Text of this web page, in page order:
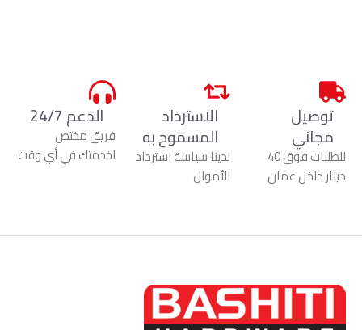
توصيل
مجاني
للطلبات فوق 40
دينار داخل عمان
الاسترداد
المسموح به
لدينا سياسة استرداد
الأموال
الدعم 24/7
فريق مختص
لخدمتك في أي وقت